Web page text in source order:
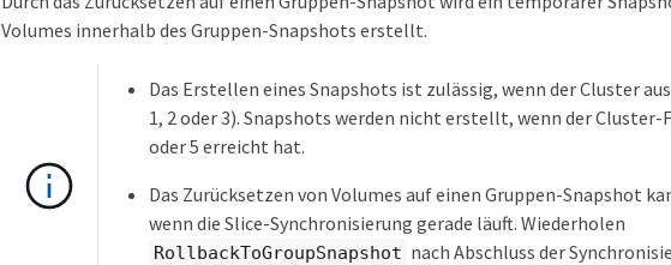
Volumes innerhalb des Gruppen-Snapshots erstellt.
Das Erstellen eines Snapshots ist zulässig, wenn der Cluster
1, 2 oder 3). Snapshots werden nicht erstellt, wenn der
oder 5 erreicht hat.
Das Zurücksetzen von Volumes auf einen Gruppen-Snapshot
wenn die Slice-Synchronisierung gerade läuft. Wiederholen
RollbackToGroupSnapshot nach Abschluss der